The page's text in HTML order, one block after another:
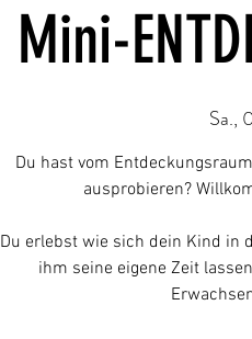
Mini-
Sa.,
Du hast vom
ausprobieren?
Du erlebst wie sich dein Kind in
ihm seine eigene Zeit